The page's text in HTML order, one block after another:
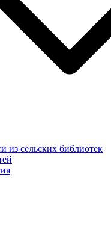
из сельских библиотек